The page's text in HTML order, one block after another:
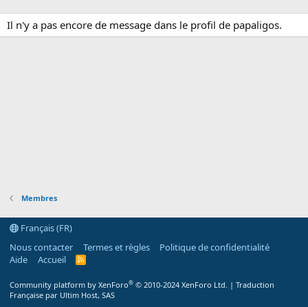
Il n'y a pas encore de message dans le profil de papaligos.
Membres
Français (FR)
Nous contacter
Termes et règles
Politique de confidentialité
Aide
Accueil
R
Community platform by XenForo® © 2010-2024 XenForo Ltd. | Traduction
Française par Ultim Host, SAS